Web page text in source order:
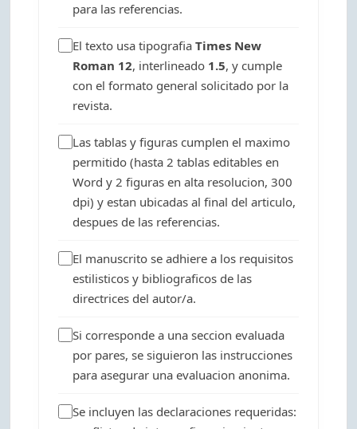
para las referencias.
El texto usa tipografia Times New
Roman 12, interlineado 1.5, y cumple
con el formato general solicitado por la
revista.
Las tablas y figuras cumplen el maximo
permitido (hasta 2 tablas editables en
Word y 2 figuras en alta resolucion, 300
dpi) y estan ubicadas al final del articulo,
despues de las referencias.
El manuscrito se adhiere a los requisitos
estilisticos y bibliograficos de las
directrices del autor/a.
Si corresponde a una seccion evaluada
por pares, se siguieron las instrucciones
para asegurar una evaluacion anonima.
Se incluyen las declaraciones requeridas: